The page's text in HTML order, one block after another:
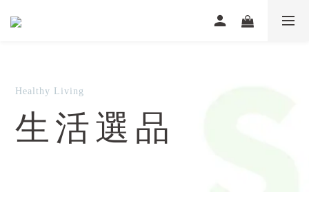
Healthy Living
生活選品